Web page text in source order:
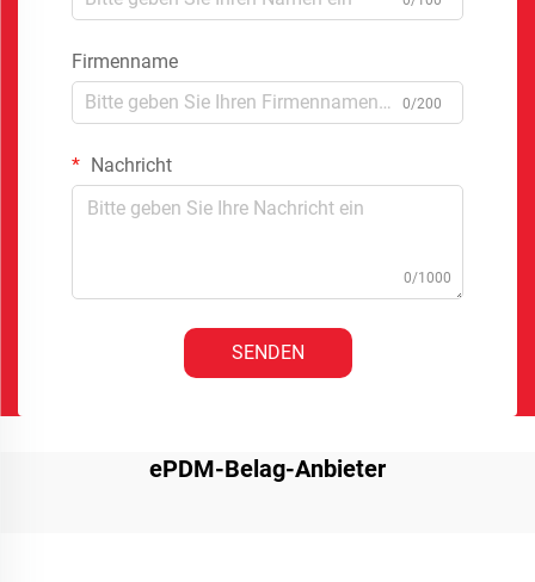
Firmenname
0/200
Nachricht
0/1000
SENDEN
ePDM-Belag-Anbieter